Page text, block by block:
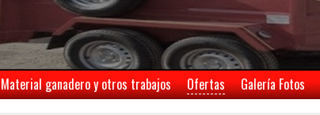
Material ganadero y otros trabajos Ofertas Galería Fotos